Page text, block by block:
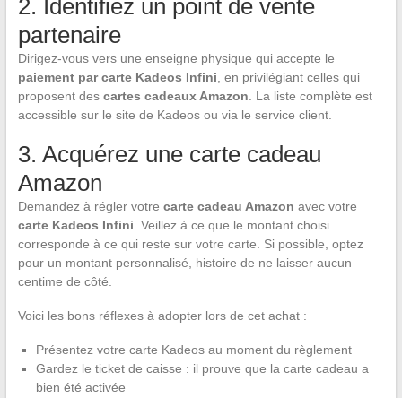
2. Identifiez un point de vente
partenaire
Dirigez-vous vers une enseigne physique qui accepte le
paiement par carte Kadeos Infini , en privilégiant celles qui
proposent des cartes cadeaux Amazon . La liste complète est
accessible sur le site de Kadeos ou via le service client.
3. Acquérez une carte cadeau
Amazon
Demandez à régler votre carte cadeau Amazon avec votre
carte Kadeos Infini . Veillez à ce que le montant choisi
corresponde à ce qui reste sur votre carte. Si possible, optez
pour un montant personnalisé, histoire de ne laisser aucun
centime de côté.
Voici les bons réflexes à adopter lors de cet achat :
Présentez votre carte Kadeos au moment du règlement
Gardez le ticket de caisse : il prouve que la carte cadeau a
bien été activée